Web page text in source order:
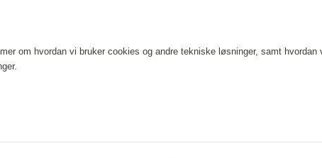
avtagbar senil ledning.
i Unobtanium gummi
og gir best mulig grep
fjerner nesten alt
snø.
om hvordan vi bruker cookies og andre tekniske løsninger, samt hvordan